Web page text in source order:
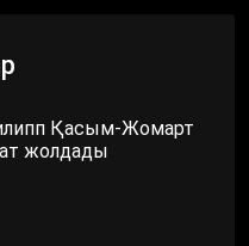
Қасым-Жомарт
жолдады